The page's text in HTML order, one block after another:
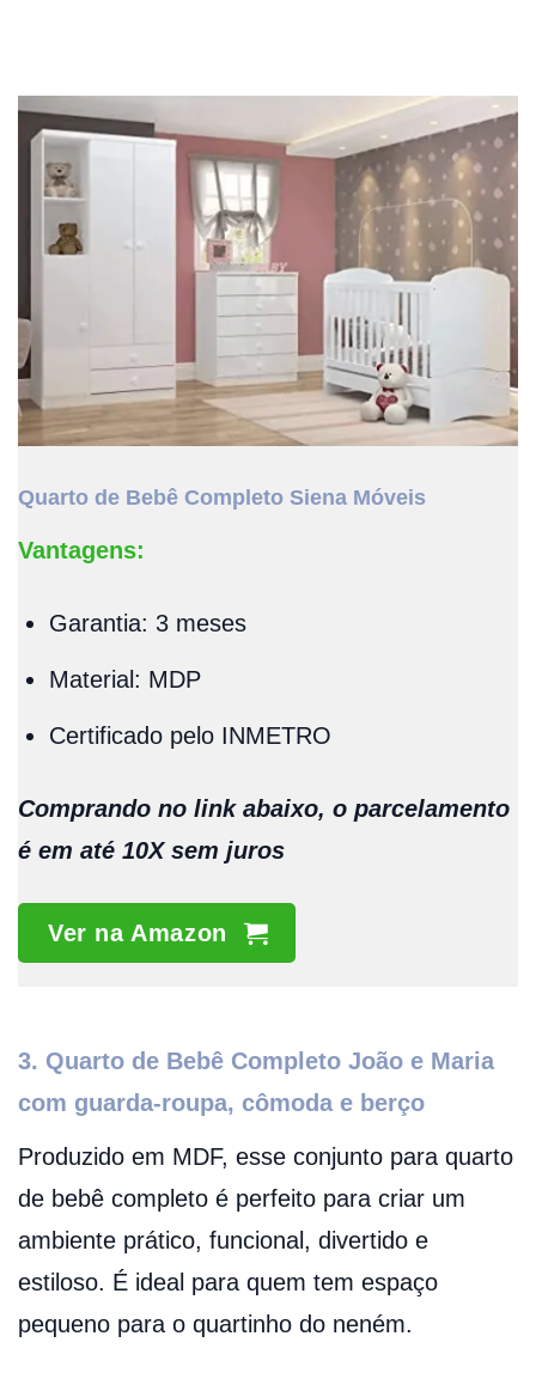
Quarto de Bebê Completo Siena Móveis
Vantagens:
Garantia: 3 meses
Material: MDP
Certificado pelo INMETRO
Comprando no link abaixo, o parcelamento
é em até 10X sem juros
Ver na Amazon
3. Quarto de Bebê Completo João e Maria
com guarda-roupa, cômoda e berço
Produzido em MDF, esse conjunto para quarto
de bebê completo é perfeito para criar um
ambiente prático, funcional, divertido e
estiloso. É ideal para quem tem espaço
pequeno para o quartinho do neném.